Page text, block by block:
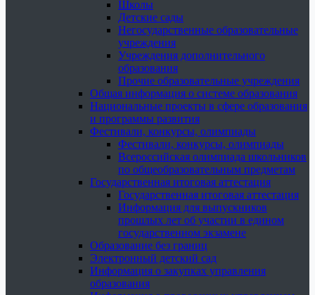
Школы
Детские сады
Негосударственные образовательные
учреждения
Учреждения дополнительного
образования
Прочие образовательные учреждения
Общая информация о системе образования
Национальные проекты в сфере образования
и программы развития
Фестивали, конкурсы, олимпиады
Фестивали, конкурсы, олимпиады
Всероссийская олимпиада школьников
по общеобразовательным предметам
Государственная итоговая аттестация
Государственная итоговая аттестация
Информация для выпускников
прошлых лет об участии в едином
государственном экзамене
Образование без границ
Электронный детский сад
Информация о закупках управления
образования